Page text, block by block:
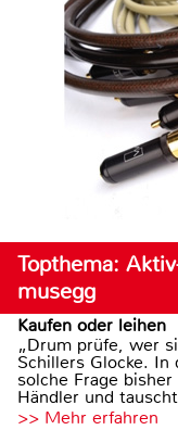
Topthema:
musegg
Kaufen oder leihen
„Drum prüfe, wer
Schillers Glocke.
solche Frage
Händler und
>> Mehr erfahren